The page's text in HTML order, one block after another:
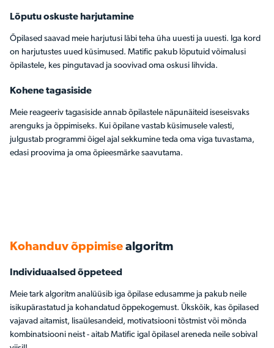
Lõputu oskuste harjutamine
Õpilased saavad meie harjutusi läbi teha üha uuesti ja uuesti. Iga kord
on harjutustes uued küsimused. Matific pakub lõputuid võimalusi
õpilastele, kes pingutavad ja soovivad oma oskusi lihvida.
Kohene tagasiside
Meie reageeriv tagasiside annab õpilastele näpunäiteid iseseisvaks
arenguks ja õppimiseks. Kui õpilane vastab küsimusele valesti,
julgustab programmi õigel ajal sekkumine teda oma viga tuvastama,
edasi proovima ja oma õpieesmärke saavutama.
Kohanduv õppimise algoritm
Individuaalsed õppeteed
Meie tark algoritm analüüsib iga õpilase edusamme ja pakub neile
isikupärastatud ja kohandatud õppekogemust. Ükskõik, kas õpilased
vajavad aitamist, lisaülesandeid, motivatsiooni tõstmist või mõnda
kombinatsiooni neist - aitab Matific igal õpilasel areneda neile sobival